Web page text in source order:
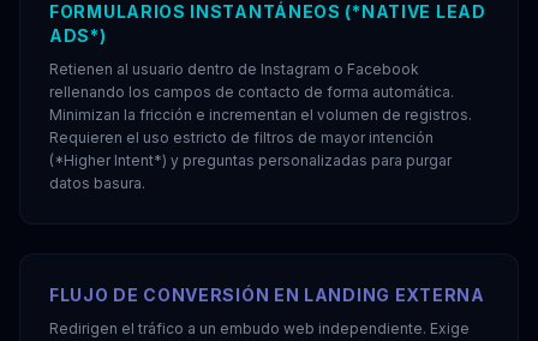
FORMULARIOS INSTANTÁNEOS (*NATIVE LEAD
ADS*)
Retienen al usuario dentro de Instagram o Facebook
rellenando los campos de contacto de forma automática.
Minimizan la fricción e incrementan el volumen de registros.
Requieren el uso estricto de filtros de mayor intención
(*Higher Intent*) y preguntas personalizadas para purgar
datos basura.
FLUJO DE CONVERSIÓN EN LANDING EXTERNA
Redirigen el tráfico a un embudo web independiente. Exige